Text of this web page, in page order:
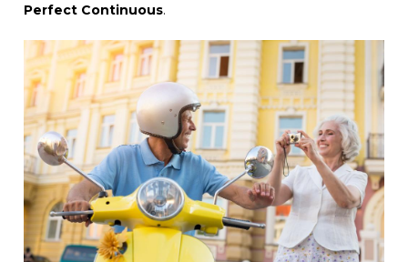
Perfect Continuous.